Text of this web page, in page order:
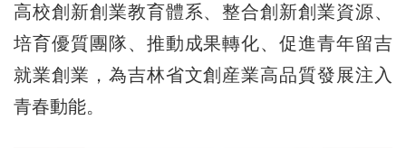
高校創新創業教育體系、整合創新創業資源、
培育優質團隊、推動成果轉化、促進青年留吉
就業創業，為吉林省文創産業高品質發展注入
青春動能。